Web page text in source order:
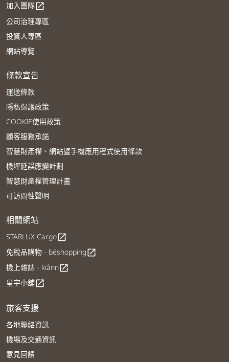
加入團隊open_in_new
公司治理專區
投資人專區
網站導覽
條款宣告
運送條款
隱私保護政策
COOKIE使用政策
顧客服務承諾
智慧財產權、網站暨手機應用程式使用條款
機坪延誤應變計劃
智慧財產權管理計畫
可訪問性聲明
相關網站
STARLUX Cargoopen_in_new
免稅品購物 - béshoppingopen_in_new
機上雜誌 - kiânnopen_in_new
星宇小舖open_in_new
旅客支援
各地聯絡資訊
機場及交通資訊
意見回饋